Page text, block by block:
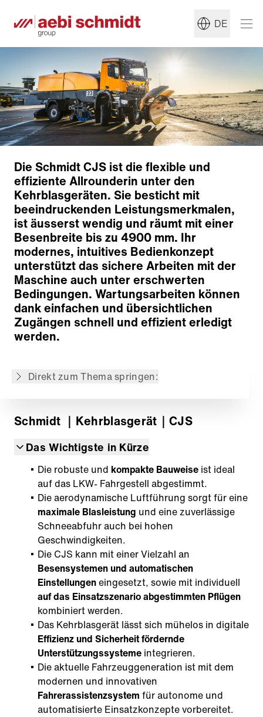
DE
Die Schmidt CJS ist die flexible und
effiziente Allrounderin unter den
Kehrblasgeräten. Sie besticht mit
beeindruckenden Leistungsmerkmalen,
ist äusserst wendig und räumt mit einer
Besenbreite bis zu 4900 mm. Ihr
modernes, intuitives Bedienkonzept
unterstützt das sichere Arbeiten mit der
Maschine auch unter erschwerten
Bedingungen. Wartungsarbeiten können
dank einfachen und übersichtlichen
Zugängen schnell und effizient erledigt
werden.
Direkt zum Thema springen:
Räumprozess
Schneepflug
Besenkehrwalze
Gebläseeinheit
Trägerfahrzeuge
Antrieb
Zurück zur Übersicht
Schmidt ｜Kehrblasgerät ｜CJS
Das Wichtigste in Kürze
Die robuste und kompakte Bauweise ist ideal
auf das LKW- Fahrgestell abgestimmt.
Die aerodynamische Luftführung sorgt für eine
maximale Blasleistung und eine zuverlässige
Schneeabfuhr auch bei hohen
Geschwindigkeiten.
Die CJS kann mit einer Vielzahl an
Besensystemen und automatischen
Einstellungeneingesetzt, sowie mit individuell
auf das Einsatzszenario abgestimmten Pflügen
kombiniert werden.
Das Kehrblasgerät lässt sich mühelos in digitale
Effizienz und Sicherheit fördernde
Unterstützungssysteme integrieren.
Die aktuelle Fahrzeuggeneration ist mit dem
modernen und innovativen
Fahrerassistenzsystem für autonome und
automatisierte Einsatzkonzepte vorbereitet.